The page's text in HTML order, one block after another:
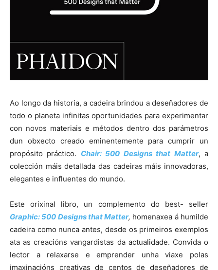
Ao longo da historia, a cadeira brindou a deseñadores de
todo o planeta infinitas oportunidades para experimentar
con novos materiais e métodos dentro dos parámetros
dun obxecto creado eminentemente para cumprir un
propósito práctico. Chair: 500 Designs that Matter, a
colección máis detallada das cadeiras máis innovadoras,
elegantes e influentes do mundo.
Este orixinal libro, un complemento do best- seller
Graphic: 500 Designs that Matter, homenaxea á humilde
cadeira como nunca antes, desde os primeiros exemplos
ata as creacións vangardistas da actualidade. Convida o
lector a relaxarse e emprender unha viaxe polas
imaxinacións creativas de centos de deseñadores de